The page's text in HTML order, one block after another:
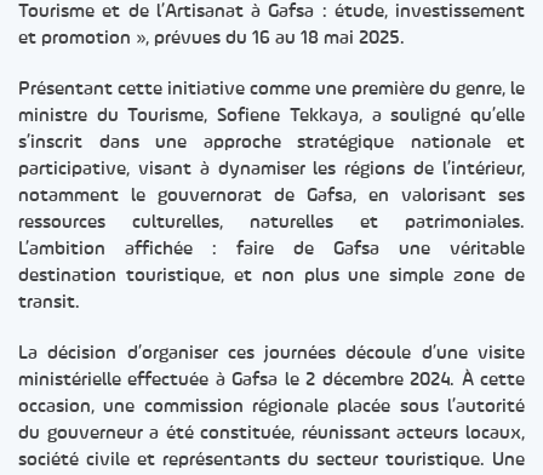
Tourisme et de l’Artisanat à Gafsa : étude, investissement
et promotion », prévues du 16 au 18 mai 2025.
Présentant cette initiative comme une première du genre, le
ministre du Tourisme, Sofiene Tekkaya, a souligné qu’elle
s’inscrit dans une approche stratégique nationale et
participative, visant à dynamiser les régions de l’intérieur,
notamment le gouvernorat de Gafsa, en valorisant ses
ressources culturelles, naturelles et patrimoniales.
L’ambition affichée : faire de Gafsa une véritable
destination touristique, et non plus une simple zone de
transit.
La décision d’organiser ces journées découle d’une visite
ministérielle effectuée à Gafsa le 2 décembre 2024. À cette
occasion, une commission régionale placée sous l’autorité
du gouverneur a été constituée, réunissant acteurs locaux,
société civile et représentants du secteur touristique. Une